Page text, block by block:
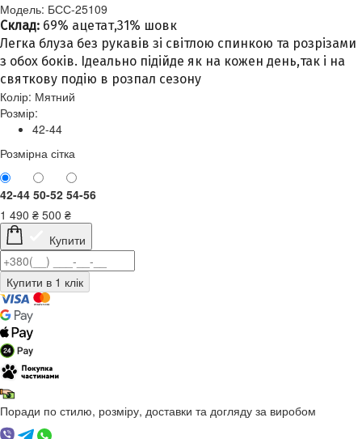
Модель: БСС-25109
Склад: 69% ацетат,31% шовк
Легка блуза без рукавів зі світлою спинкою та розрізами
з обох боків. Ідеально підійде як на кожен день,так і на
святкову подію в розпал сезону
Колір: Мятний
Розмір:
42-44
Розмірна сітка
42-44 50-52 54-56
1 490 ₴ 500 ₴
Купити
Поради по стилю, розміру, доставки та догляду за виробом